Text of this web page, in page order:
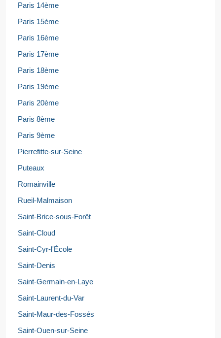
Paris 14ème
Paris 15ème
Paris 16ème
Paris 17ème
Paris 18ème
Paris 19ème
Paris 20ème
Paris 8ème
Paris 9ème
Pierrefitte-sur-Seine
Puteaux
Romainville
Rueil-Malmaison
Saint-Brice-sous-Forêt
Saint-Cloud
Saint-Cyr-l'École
Saint-Denis
Saint-Germain-en-Laye
Saint-Laurent-du-Var
Saint-Maur-des-Fossés
Saint-Ouen-sur-Seine